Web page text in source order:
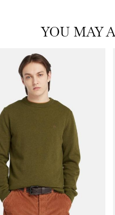
YOU MAY